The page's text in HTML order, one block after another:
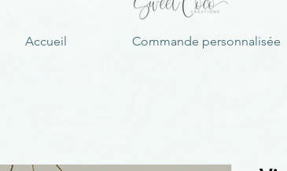
Accueil Commande personnalisée